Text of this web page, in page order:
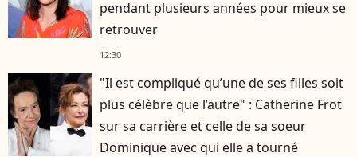
pendant plusieurs années pour mieux se
retrouver
12:30
"Il est compliqué qu’une de ses filles soit
plus célèbre que l’autre" : Catherine Frot
sur sa carrière et celle de sa soeur
Dominique avec qui elle a tourné